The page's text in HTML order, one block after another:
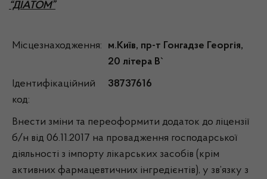
“ДІАТОМ”
Місцезнаходження:
м.Київ, пр-т Гонгадзе Георгія,
20 літера В`
Ідентифікаційний
код:
38737616
Внести зміни та переоформити додаток до ліцензії
б/н від 06.11.2017 на провадження господарської
діяльності з імпорту лікарських засобів (крім
активних фармацевтичних інгредієнтів), у зв’язку з